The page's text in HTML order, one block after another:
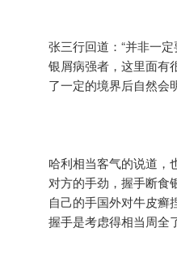
张三行回道：“并非一
银屑病强者，这里面有
了一定的境界后自然会
哈利相当客气的说道，
对方的手劲，握手断食
自己的手国外对牛皮癣
握手是考虑得相当周全了